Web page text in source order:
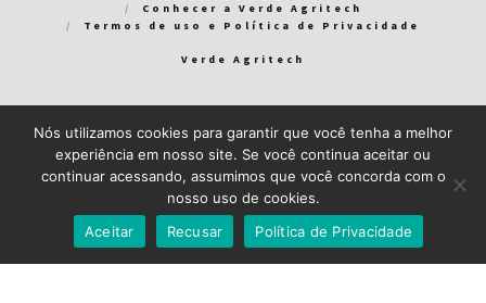
Conhecer a Verde Agritech
Termos de uso e Política de Privacidade
Verde Agritech
Bem-vindo ao Verde Blog! Para que a sua experiência em nosso
blog seja a melhor possível, utilizamos cookies. Você pode
aceitar ou gerenciar seus cookiesaqui.
Recuso Close GDPR Cookie Banner
Nós utilizamos cookies para garantir que você tenha a melhor
experiência em nosso site. Se você continua aceitar ou
continuar acessando, assumimos que você concorda com o
nosso uso de cookies.
Aceitar
Recusar Política de Privacidade